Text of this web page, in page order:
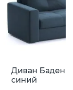
Диван Баден
синий